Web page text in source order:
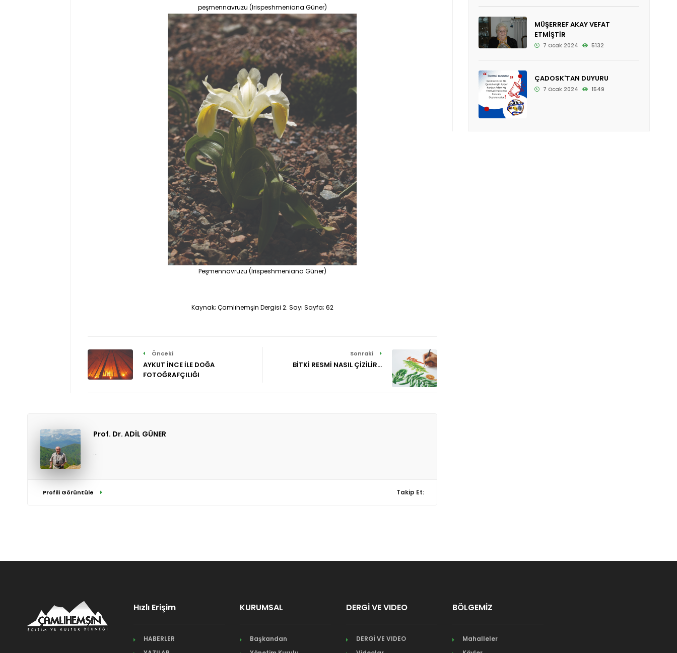
peşmennavruzu (Irispeshmeniana Güner)
Peşmennavruzu (Irispeshmeniana Güner)
Kaynak; Çamlıhemşin Dergisi 2. Sayı Sayfa; 62
Önceki
AYKUT İNCE İLE DOĞA
FOTOĞRAFÇILIĞI
Sonraki
BİTKİ RESMİ NASIL ÇİZİLİR...
Prof. Dr. ADİL GÜNER
...
Profili Görüntüle Takip Et:
MÜŞERREF AKAY VEFAT
ETMİŞTİR
7 Ocak 2024 5132
ÇADOSK'TAN DUYURU
7 Ocak 2024 1549
Hızlı Erişim
HABERLER
KURUMSAL
Başkandan
DERGİ VE VIDEO
DERGİ VE VIDEO
BÖLGEMİZ
Mahalleler